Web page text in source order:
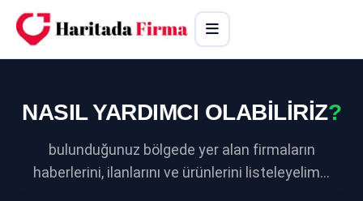
NASIL YARDIMCI OLABİLİRİZ?
bulunduğunuz bölgede yer alan firmaların
haberlerini, ilanlarını ve ürünlerini listeleyelim...